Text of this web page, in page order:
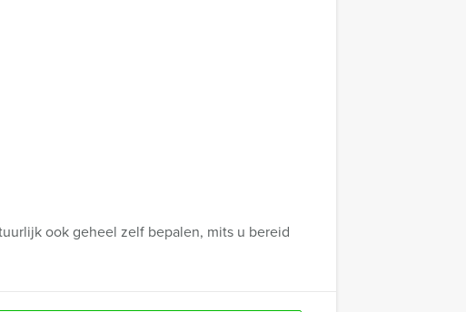
ook geheel zelf bepalen, mits u bereid